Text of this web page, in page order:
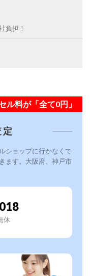
負担！
ル料が「全て0円」
ショップに行かなくて
ます。大阪府、神戸市
休